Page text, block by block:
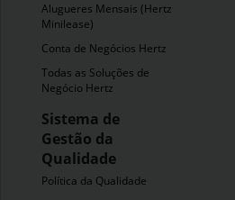
Alugueres Mensais (Hertz
Minilease)
Conta de Negócios Hertz
Todas as Soluções de
Negócio Hertz
Sistema de
Gestão da
Qualidade
Política da Qualidade